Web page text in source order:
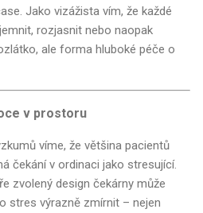
Jako vizážista vím, že každé
rozjasnit nebo naopak
ale forma hluboké péče o
v prostoru
víme, že většina pacientů
čekání v ordinaci jako stresující.
zvolený design čekárny může
stres výrazně zmírnit – nejen